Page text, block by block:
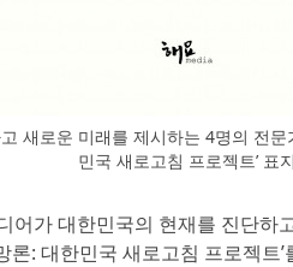
새로운 미래를 제시하는 4명의 전
민국 새로고침 프로젝트’ 표
어가 대한민국의 현재를 진단하
론: 대한민국 새로고침 프로젝트